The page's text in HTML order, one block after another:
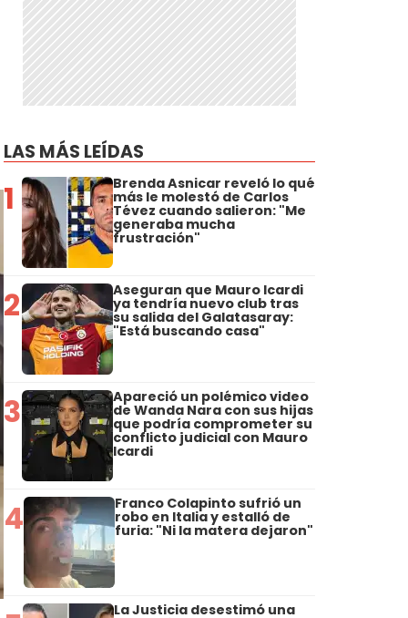
LAS MÁS LEÍDAS
1 Brenda Asnicar reveló lo qué
más le molestó de Carlos
Tévez cuando salieron: "Me
generaba mucha
frustración"
2 Aseguran que Mauro Icardi
ya tendría nuevo club tras
su salida del Galatasaray:
"Está buscando casa"
3 Apareció un polémico video
de Wanda Nara con sus hijas
que podría comprometer su
conflicto judicial con Mauro
Icardi
4 Franco Colapinto sufrió un
robo en Italia y estalló de
furia: "Ni la matera dejaron"
La Justicia desestimó una